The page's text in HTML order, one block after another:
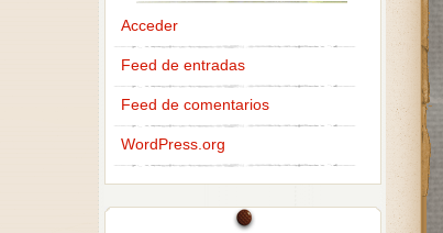
Acceder
Feed de entradas
Feed de comentarios
WordPress.org